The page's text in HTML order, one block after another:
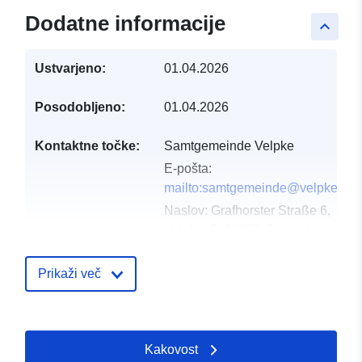
keyboard_arrow_up
Dodatne informacije
Ustvarjeno: 01.04.2026
Posodobljeno: 01.04.2026
Kontaktne točke:
Samtgemeinde Velpke
E-pošta:
mailto:samtgemeinde@velpke.de
Naslov: Grafhorster Straße 6,
Katalogski zapis:
Prikaži več
Kakovost